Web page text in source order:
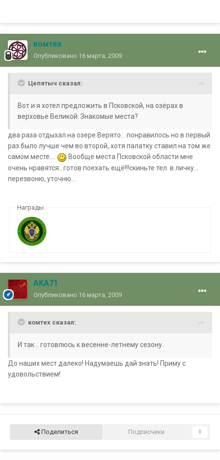
комтех
Опубликовано 16 марта, 2009
Цепятыч сказал:
Вот и я хотел предложить в Псковской, на озёрах в
верховье Великой. Знакомые места?
два раза отдыхал на озере Верято... понравилось но в первый
раз было лучше чем во второй, хотя палатку ставил на том же
самом месте....
Вообще места Псковской области мне
очень нравятся.. готов поехать ещё!!!скиньте тел. в личку...
перезвоню, уточню...
Награды
AKA71
Опубликовано 16 марта, 2009
комтех сказал:
И так .. готовлюсь к весенне-летнему сезону.
До наших мест далеко! Надумаешь дай знать! Приму с
удовольствием!
Поделиться Подписчики 0